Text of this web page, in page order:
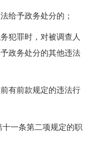
给予政务处分的；
犯罪时，对被调查人
政务处分的其他违法
有前款规定的违法行
一条第二项规定的职